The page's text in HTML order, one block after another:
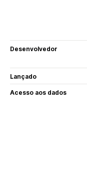
Desenvolvedor
Lançado
Acesso aos dados